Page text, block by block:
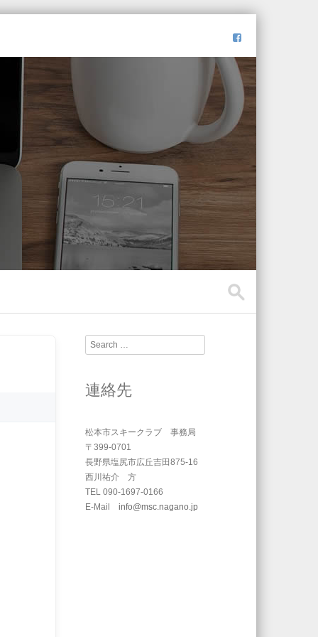
Search
連絡先
松本市スキークラブ 事務局
〒399-0701
長野県塩尻市広丘吉田875-16
西川祐介 方
TEL 090-1697-0166
E-Mailinfo@msc.nagano.jp